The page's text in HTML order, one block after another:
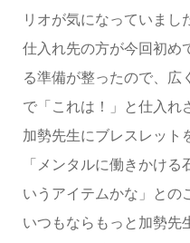
リオが気になっていまし
仕入れ先の方が今回初め
る準備が整ったので、広
で「これは！」と仕入れ
加勢先生にブレスレット
「メンタルに働きかけ
いうアイテムかな」との
いつもならもっと加勢先